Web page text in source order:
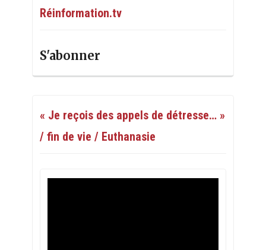
Réinformation.tv
S'abonner
« Je reçois des appels de détresse… »
/ fin de vie / Euthanasie